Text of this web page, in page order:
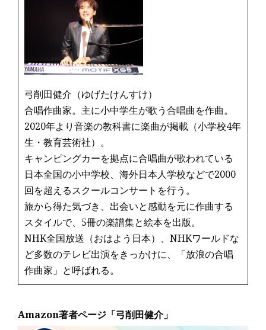
弓削田健介（ゆげたけんすけ）
合唱作曲家。主に小中学生が歌う合唱曲を作曲。
2020年より音楽の教科書に楽曲が掲載（小学校4年
生・教育芸術社）。
キャンピングカーを拠点に合唱曲が歌われている
日本全国の小中学校、海外日本人学校などで2000
回を超えるスクールコンサートを行う。
旅から得た気づき、出会いと感動を元に作曲する
スタイルで、5冊の楽譜集と絵本を出版。
NHK全国放送（おはよう日本）、NHKワールドな
ど多数のテレビ出演をきっかけに、「放浪の合唱
作曲家」と呼ばれる。
Amazon著者ページ「弓削田健介」